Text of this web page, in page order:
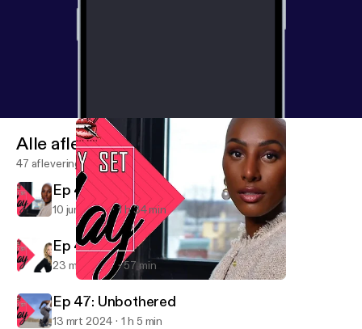
Ready Set Slay
Alle afleveringen
47 afleveringen
Ep 49: Journalism & Journeys
10 jun 2024 1 h 34 min
Ep 48: Beauty with Purpose
23 mei 2024 57 min
Ep 47: Unbothered
13 mrt 2024 1 h 5 min